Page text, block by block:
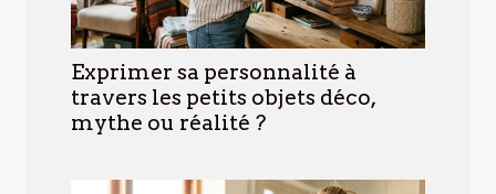
Exprimer sa personnalité à
travers les petits objets déco,
mythe ou réalité ?